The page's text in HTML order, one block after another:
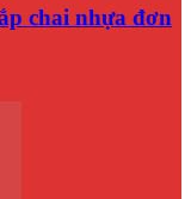
chai nhựa đơn